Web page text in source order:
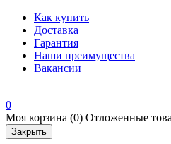
Как купить
Доставка
Гарантия
Наши преимущества
Вакансии
0
Моя корзина (0) Отложенные
Закрыть